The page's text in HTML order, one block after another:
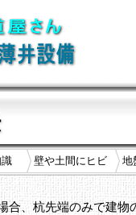
壁や土間にヒビ 地
合、杭先端のみで建